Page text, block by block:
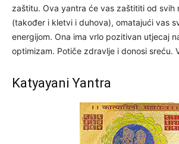
zaštitu. Ova yantra će vas zaštititi od svih
(također i kletvi i duhova), omatajući vas
energijom. Ona ima vrlo pozitivan utjecaj
optimizam. Potiče zdravlje i donosi sreću.
Katyayani Yantra